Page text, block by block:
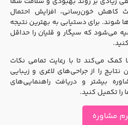
کاهش خون‌رسانی، افزایش احتمال
شوند. برای دستیابی به بهترین نتیجه
که سیگار و قلیان را حداقل
می‌کند تا با رعایت تمامی نکات
را از جراحی‌های لاغری و زیبایی
بیشتر و دریافت راهنمایی‌های
تکمیل کنید.
مشاوره